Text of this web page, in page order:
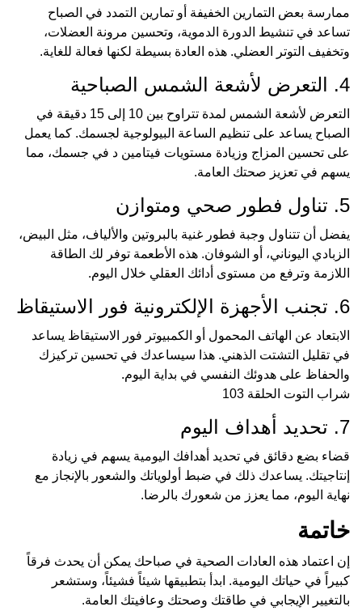
ممارسة بعض التمارين الخفيفة أو تمارين التمدد في الصباح
تساعد في تنشيط الدورة الدموية، وتحسين مرونة العضلات،
وتخفيف التوتر العضلي. هذه العادة بسيطة لكنها فعالة للغاية.
4. التعرض لأشعة الشمس الصباحية
التعرض لأشعة الشمس لمدة تتراوح بين 10 إلى 15 دقيقة في
الصباح يساعد على تنظيم الساعة البيولوجية لجسمك. كما يعمل
على تحسين المزاج وزيادة مستويات فيتامين د في جسمك، مما
يسهم في تعزيز صحتك العامة.
5. تناول فطور صحي ومتوازن
يفضل أن تتناول وجبة فطور غنية بالبروتين والألياف، مثل البيض،
الزبادي اليوناني، أو الشوفان. هذه الأطعمة توفر لك الطاقة
اللازمة وترفع من مستوى أدائك العقلي خلال اليوم.
6. تجنب الأجهزة الإلكترونية فور الاستيقاظ
الابتعاد عن الهاتف المحمول أو الكمبيوتر فور الاستيقاظ يساعد
في تقليل التشتت الذهني. هذا سيساعدك في تحسين تركيزك
والحفاظ على هدوئك النفسي في بداية اليوم.
شراب التوت الحلقة 103
7. تحديد أهداف اليوم
قضاء بضع دقائق في تحديد أهدافك اليومية يسهم في زيادة
إنتاجيتك. يساعدك ذلك في ضبط أولوياتك والشعور بالإنجاز مع
نهاية اليوم، مما يعزز من شعورك بالرضا.
خاتمة
إن اعتماد هذه العادات الصحية في صباحك يمكن أن يحدث فرقاً
كبيراً في حياتك اليومية. ابدأ بتطبيقها شيئاً فشيئاً، وستشعر
بالتغيير الإيجابي في طاقتك وصحتك وعافيتك العامة.